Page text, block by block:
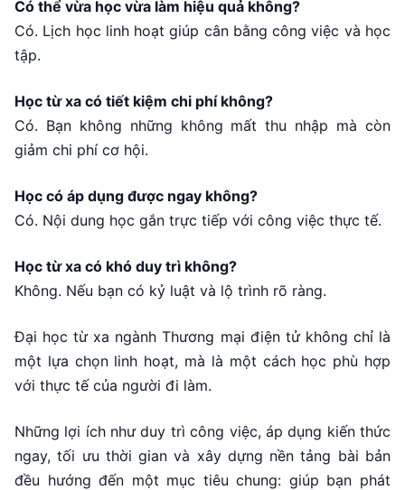
Có thể vừa học vừa làm hiệu quả không?
Có. Lịch học linh hoạt giúp cân bằng công việc và học
tập.
Học từ xa có tiết kiệm chi phí không?
Có. Bạn không những không mất thu nhập mà còn
giảm chi phí cơ hội.
Học có áp dụng được ngay không?
Có. Nội dung học gắn trực tiếp với công việc thực tế.
Học từ xa có khó duy trì không?
Không. Nếu bạn có kỷ luật và lộ trình rõ ràng.
Đại học từ xa ngành Thương mại điện tử không chỉ là
một lựa chọn linh hoạt, mà là một cách học phù hợp
với thực tế của người đi làm.
Những lợi ích như duy trì công việc, áp dụng kiến thức
ngay, tối ưu thời gian và xây dựng nền tảng bài bản
đều hướng đến một mục tiêu chung: giúp bạn phát